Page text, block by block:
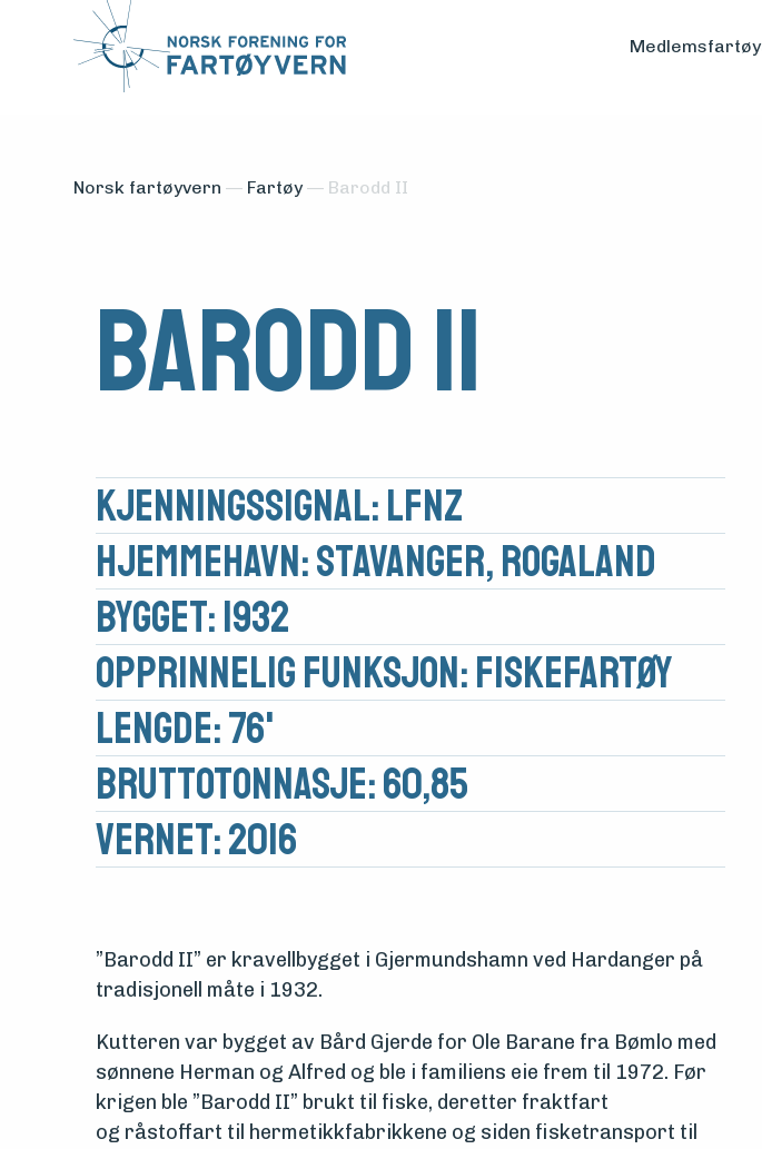
Medlemsfartøy
Medlemsfartøy
Søk
midler
Vern,
foreningen
Norsk fartøyvern — Fartøy — Barodd II
Barodd II
Kjennings­signal: LFNZ
Hjemmehavn: Stavanger, Rogaland
Bygget: 1932
Opprinnelig funksjon: Fiskefartøy
Lengde: 76'
Brutto­tonnasje: 60,85
Vernet: 2016
”Barodd II” er kravellbygget i Gjermundshamn ved Hardanger på
tradisjonell måte i 1932.
Kutteren var bygget av Bård Gjerde for Ole Barane fra Bømlo med
sønnene Herman og Alfred og ble i familiens eie frem til 1972. Før
krigen ble ”Barodd II” brukt til fiske, deretter fraktfart
og råstoffart til hermetikkfabrikkene og siden fisketransport til